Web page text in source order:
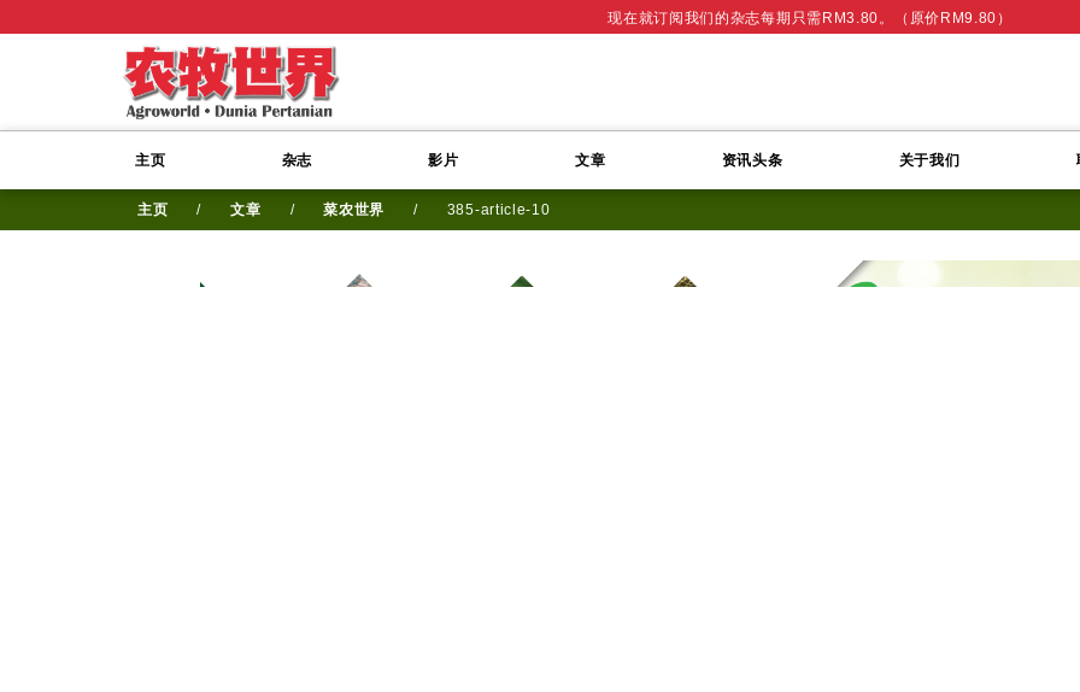
现在就订阅我们的杂志每期只需RM3.80。（原价RM9.80）
主页 杂志 影片 文章 资讯头条 关于我们
主页 / 文章 / 菜农世界 / 385-article-10